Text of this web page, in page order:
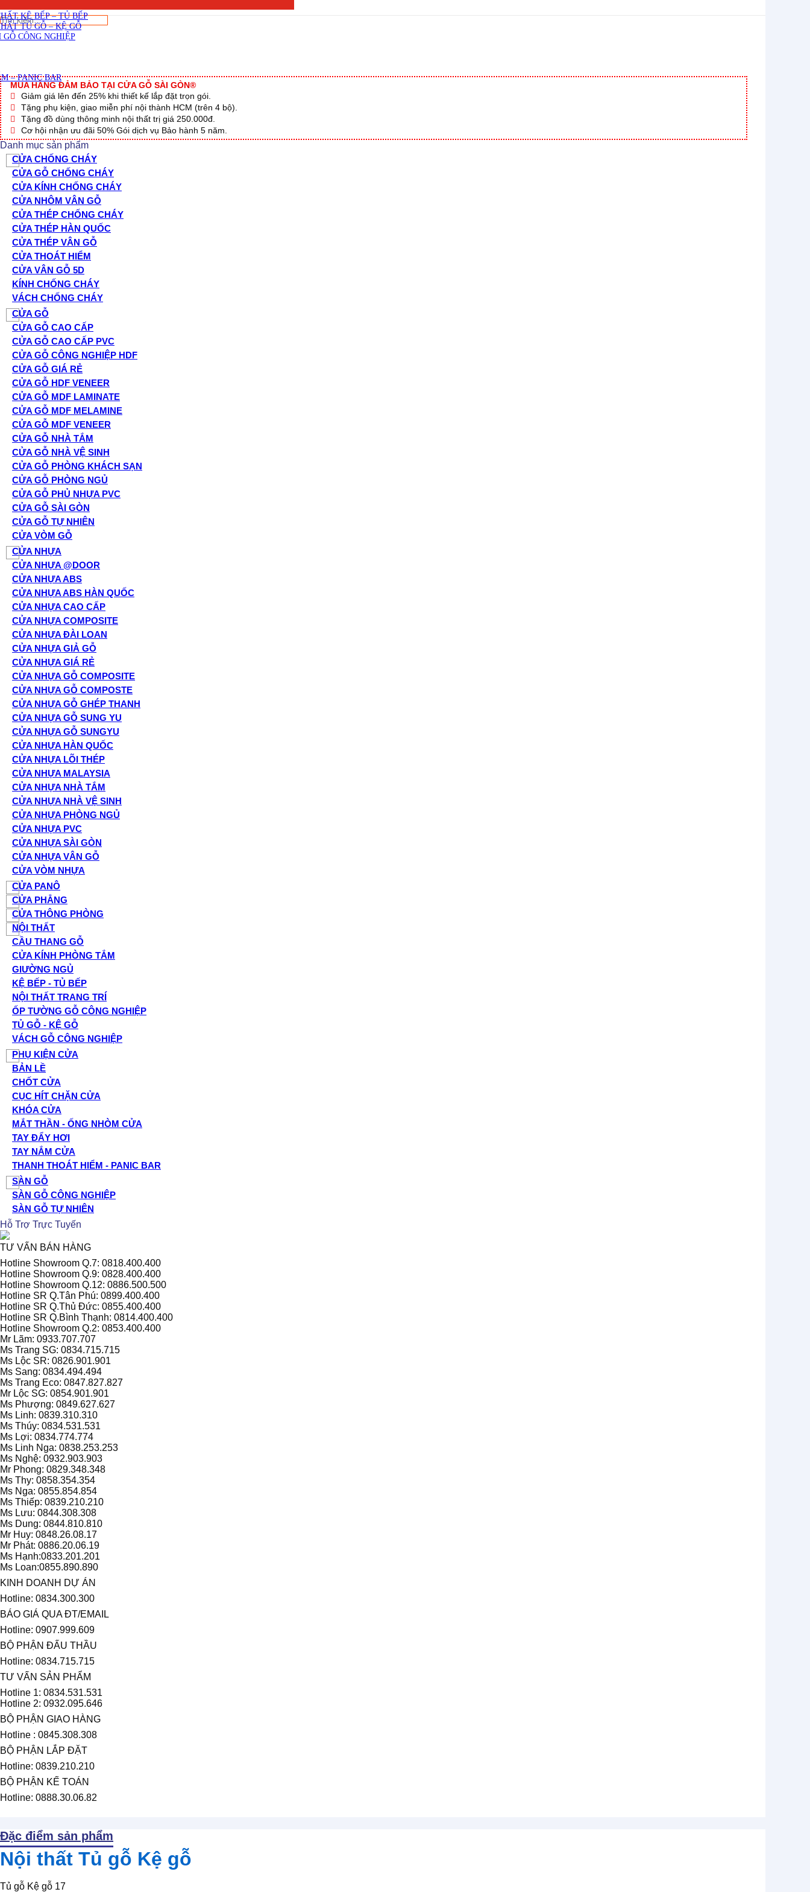
KỆ BẾP – TỦ BẾP
TỦ GỖ – KỆ GỖ
GỖ CÔNG NGHIỆP
– PANIC BAR
Tìm
kiếm:
MUA HÀNG ĐẢM BẢO TẠI CỬA GỖ SÀI GÒN®
Giảm giá lên đến 25% khi thiết kế lắp đặt trọn gói.
Tặng phụ kiện, giao miễn phí nội thành HCM (trên 4 bộ).
Tặng đồ dùng thông minh nội thất trị giá 250.000đ.
Cơ hội nhận ưu đãi 50% Gói dịch vụ Bảo hành 5 năm.
Danh mục sản phẩm
CỬA CHỐNG CHÁY
CỬA GỖ CHỐNG CHÁY
CỬA KÍNH CHỐNG CHÁY
CỬA NHÔM VÂN GỖ
CỬA THÉP CHỐNG CHÁY
CỬA THÉP HÀN QUỐC
CỬA THÉP VÂN GỖ
CỬA THOÁT HIỂM
CỬA VÂN GỖ 5D
KÍNH CHỐNG CHÁY
VÁCH CHỐNG CHÁY
CỬA GỖ
CỬA GỖ CAO CẤP
CỬA GỖ CAO CẤP PVC
CỬA GỖ CÔNG NGHIỆP HDF
CỬA GỖ GIÁ RẺ
CỬA GỖ HDF VENEER
CỬA GỖ MDF LAMINATE
CỬA GỖ MDF MELAMINE
CỬA GỖ MDF VENEER
CỬA GỖ NHÀ TẮM
CỬA GỖ NHÀ VỆ SINH
CỬA GỖ PHÒNG KHÁCH SẠN
CỬA GỖ PHÒNG NGỦ
CỬA GỖ PHỦ NHỰA PVC
CỬA GỖ SÀI GÒN
CỬA GỖ TỰ NHIÊN
CỬA VÒM GỖ
CỬA NHỰA
CỬA NHỰA @DOOR
CỬA NHỰA ABS
CỬA NHỰA ABS HÀN QUỐC
CỬA NHỰA CAO CẤP
CỬA NHỰA COMPOSITE
CỬA NHỰA ĐÀI LOAN
CỬA NHỰA GIẢ GỖ
CỬA NHỰA GIÁ RẺ
CỬA NHỰA GỖ COMPOSITE
CỬA NHỰA GỖ COMPOSTE
CỬA NHỰA GỖ GHÉP THANH
CỬA NHỰA GỖ SUNG YU
CỬA NHỰA GỖ SUNGYU
CỬA NHỰA HÀN QUỐC
CỬA NHỰA LÕI THÉP
CỬA NHỰA MALAYSIA
CỬA NHỰA NHÀ TẮM
CỬA NHỰA NHÀ VỆ SINH
CỬA NHỰA PHÒNG NGỦ
CỬA NHỰA PVC
CỬA NHỰA SÀI GÒN
CỬA NHỰA VÂN GỖ
CỬA VÒM NHỰA
CỬA PANÔ
CỬA PHẲNG
CỬA THÔNG PHÒNG
NỘI THẤT
CẦU THANG GỖ
CỬA KÍNH PHÒNG TẮM
GIƯỜNG NGỦ
KỆ BẾP - TỦ BẾP
NỘI THẤT TRANG TRÍ
ỐP TƯỜNG GỖ CÔNG NGHIỆP
TỦ GỖ - KỆ GỖ
VÁCH GỖ CÔNG NGHIỆP
PHỤ KIỆN CỬA
BẢN LỀ
CHỐT CỬA
CỤC HÍT CHẶN CỬA
KHÓA CỬA
MẮT THẦN - ỐNG NHÒM CỬA
TAY ĐẨY HƠI
TAY NẮM CỬA
THANH THOÁT HIỂM - PANIC BAR
SÀN GỖ
SÀN GỖ CÔNG NGHIỆP
SÀN GỖ TỰ NHIÊN
Hỗ Trợ Trực Tuyến
TƯ VẤN BÁN HÀNG
Hotline Showroom Q.7: 0818.400.400
Hotline Showroom Q.9: 0828.400.400
Hotline Showroom Q.12: 0886.500.500
Hotline SR Q.Tân Phú: 0899.400.400
Hotline SR Q.Thủ Đức: 0855.400.400
Hotline SR Q.Bình Thạnh: 0814.400.400
Hotline Showroom Q.2: 0853.400.400
Mr Lãm: 0933.707.707
Ms Trang SG: 0834.715.715
Ms Lộc SR: 0826.901.901
Ms Sang: 0834.494.494
Ms Trang Eco: 0847.827.827
Mr Lộc SG: 0854.901.901
Ms Phượng: 0849.627.627
Ms Linh: 0839.310.310
Ms Thúy: 0834.531.531
Ms Lợi: 0834.774.774
Ms Linh Nga: 0838.253.253
Ms Nghệ: 0932.903.903
Mr Phong: 0829.348.348
Ms Thy: 0858.354.354
Ms Nga: 0855.854.854
Ms Thiếp: 0839.210.210
Ms Lưu: 0844.308.308
Ms Dung: 0844.810.810
Mr Huy: 0848.26.08.17
Mr Phát: 0886.20.06.19
Ms Hạnh:0833.201.201
Ms Loan:0855.890.890
KINH DOANH DỰ ÁN
Hotline: 0834.300.300
BÁO GIÁ QUA ĐT/EMAIL
Hotline: 0907.999.609
BỘ PHẬN ĐẤU THẦU
Hotline: 0834.715.715
TƯ VẤN SẢN PHẨM
Hotline 1: 0834.531.531
Hotline 2: 0932.095.646
BỘ PHẬN GIAO HÀNG
Hotline : 0845.308.308
BỘ PHẬN LẮP ĐẶT
Hotline: 0839.210.210
BỘ PHẬN KẾ TOÁN
Hotline: 0888.30.06.82
Đặc điểm sản phẩm
Nội thất Tủ gỗ Kệ gỗ
Tủ gỗ Kệ gỗ 17